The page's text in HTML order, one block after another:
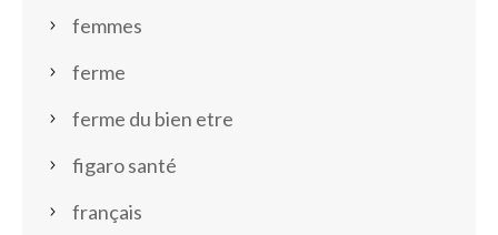
femmes
ferme
ferme du bien etre
figaro santé
français